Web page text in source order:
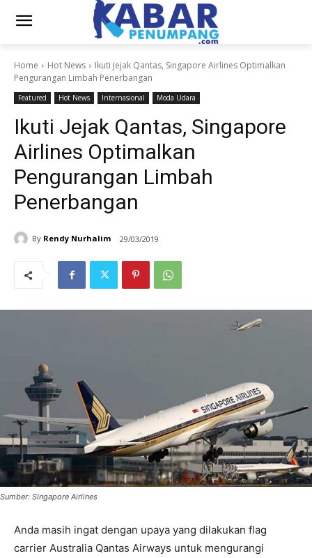
Home Hot News
Ikuti Jejak Qantas, Singapore Airlines Optimalkan
Pengurangan Limbah Penerbangan
Featured Hot News Internasional Moda Udara
Ikuti Jejak Qantas, Singapore
Airlines Optimalkan
Pengurangan Limbah
Penerbangan
By Rendy Nurhalim 29/03/2019
Sumber: Singapore Airlines
Anda masih ingat dengan upaya yang dilakukan flag
carrier Australia Qantas Airways untuk mengurangi